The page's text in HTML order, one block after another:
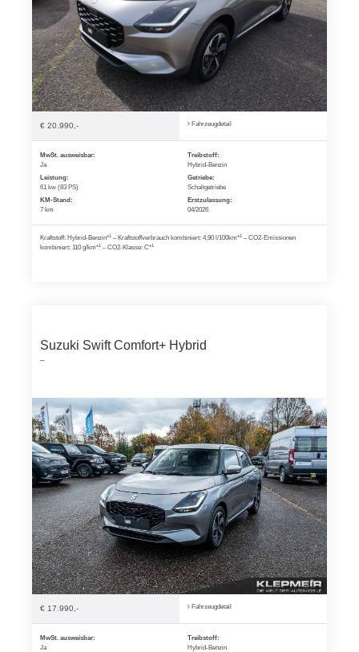
€ 20.990,- Fahrzeugdetail
MwSt. ausweisbar:
Ja
Treibstoff:
Hybrid-Benzin
Leistung:
61 kw (83 PS)
Getriebe:
Schaltgetriebe
KM-Stand:
7 km
Erstzulassung:
04/2026
Kraftstoff: Hybrid-Benzin*1 – Kraftstoffverbrauch kombiniert: 4,90 l/100km*1 – CO2-Emissionen
kombiniert: 110 g/km*1 – CO2-Klasse: C*1
Suzuki Swift Comfort+ Hybrid
–
€ 17.990,- Fahrzeugdetail
MwSt. ausweisbar:
Ja
Treibstoff:
Hybrid-Benzin